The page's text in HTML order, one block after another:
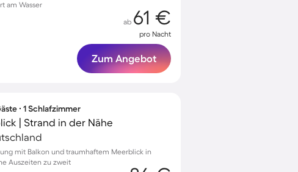
am Wasser
ab 61 €
pro Nacht
Zum Angebot
∙ 1 Schlafzimmer
| Strand in der Nähe
mit Balkon und traumhaftem Meerblick in
Auszeiten zu zweit